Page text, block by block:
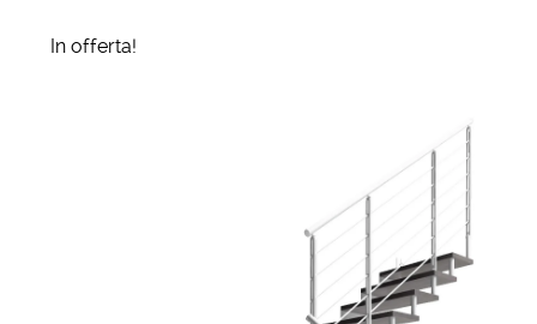
In offerta!